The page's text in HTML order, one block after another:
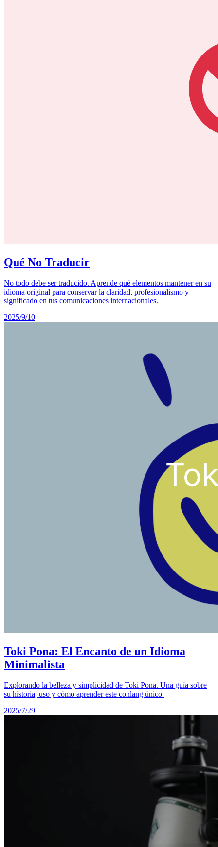
Qué No Traducir
No todo debe ser traducido. Aprende qué elementos mantener en su
idioma original para conservar la claridad, profesionalismo y
significado en tus comunicaciones internacionales.
2025/9/10
Toki Pona: El Encanto de un Idioma
Minimalista
Explorando la belleza y simplicidad de Toki Pona. Una guía sobre
su historia, uso y cómo aprender este conlang único.
2025/7/29